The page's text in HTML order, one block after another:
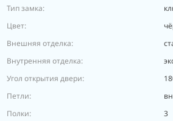
Тип замка:
Цвет:
Внешняя отделка:
Внутренняя отделка:
Угол открытия двери:
Петли:
Полки:
3